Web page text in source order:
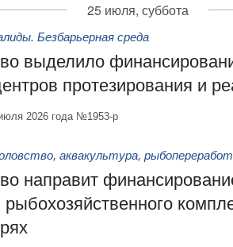
25 июля, суббота
Безбарьерная среда
выделило
протезирования и
2026 года №1953-р
аквакультура,
направит
рыбохозяйственного